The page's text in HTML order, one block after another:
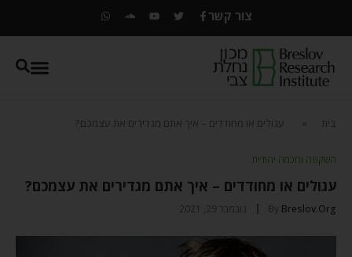
צור קשר
בית עגולים או מחודדים – איך אתם מגדירים את עצמכם?
השקפה וחכמה יהודית
עגולים או מחודדים – איך אתם מגדירים את עצמכם?
By Breslov.org נובמבר 29, 2021